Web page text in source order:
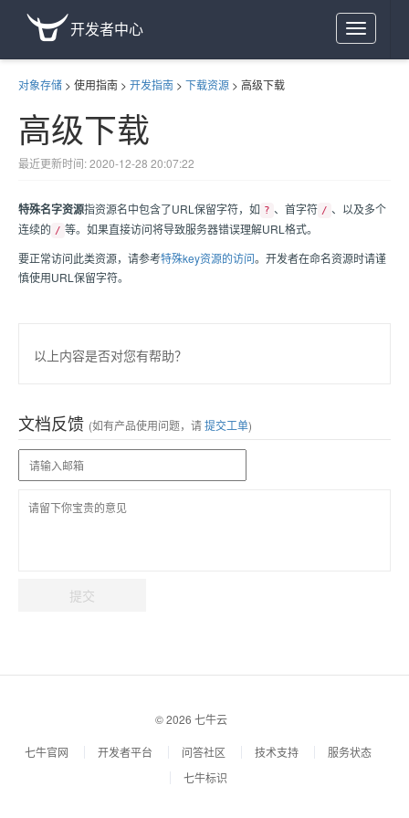
Toggle
navigation
开发者中心
对象存储 > 使用指南 > 开发指南 > 下载资源 > 高级下载
高级下载
最近更新时间: 2020-12-28 20:07:22
特殊名字资源指资源名中包含了URL保留字符，如 ? 、首字符 / 、以及多个
连续的 / 等。如果直接访问将导致服务器错误理解URL格式。
要正常访问此类资源，请参考特殊key资源的访问。开发者在命名资源时请谨
慎使用URL保留字符。
以上内容是否对您有帮助？
文档反馈 (如有产品使用问题，请提交工单)
提交
© 2026 七牛云
七牛官网 开发者平台 问答社区 技术支持
服务状态
七牛标识